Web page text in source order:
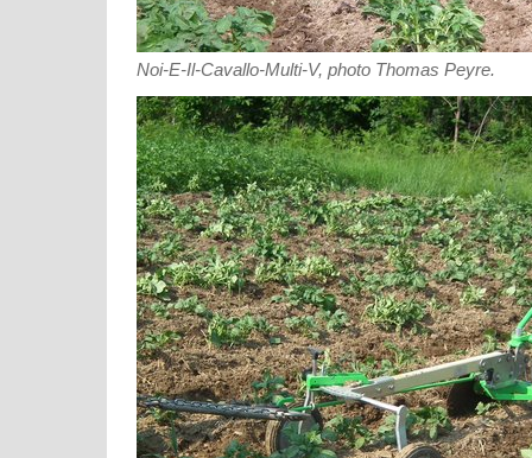
Noi-E-Il-Cavallo-Multi-V, photo Thomas Peyre.